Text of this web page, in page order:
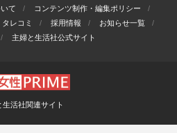
て
コンテンツ制作・編集ポリシー
タレコミ 採用情報
お知らせ一覧
主婦と生活社公式サイト
生活社関連サイト